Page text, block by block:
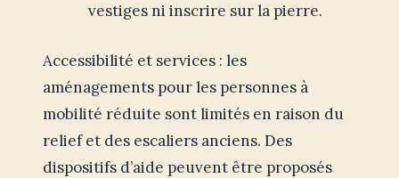
vestiges ni inscrire sur la pierre.
Accessibilité et services : les
aménagements pour les personnes à
mobilité réduite sont limités en raison du
relief et des escaliers anciens. Des
dispositifs d’aide peuvent être proposés